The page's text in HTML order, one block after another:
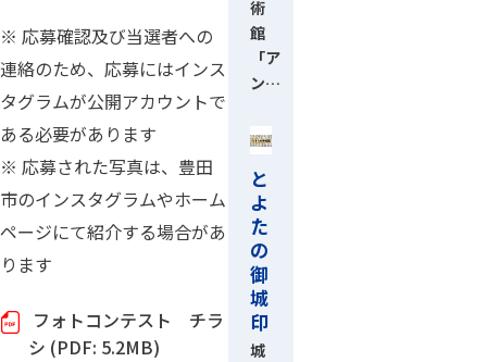
※ 応募確認及び当選者への
連絡のため、応募にはインス
タグラムが公開アカウントで
ある必要があります
※ 応募された写真は、豊田
市のインスタグラムやホーム
ページにて紹介する場合があ
ります
フォトコンテスト チラ
シ (PDF: 5.2MB)
術
館
「ア
ン…
と
よ
た
の
御
城
印
城